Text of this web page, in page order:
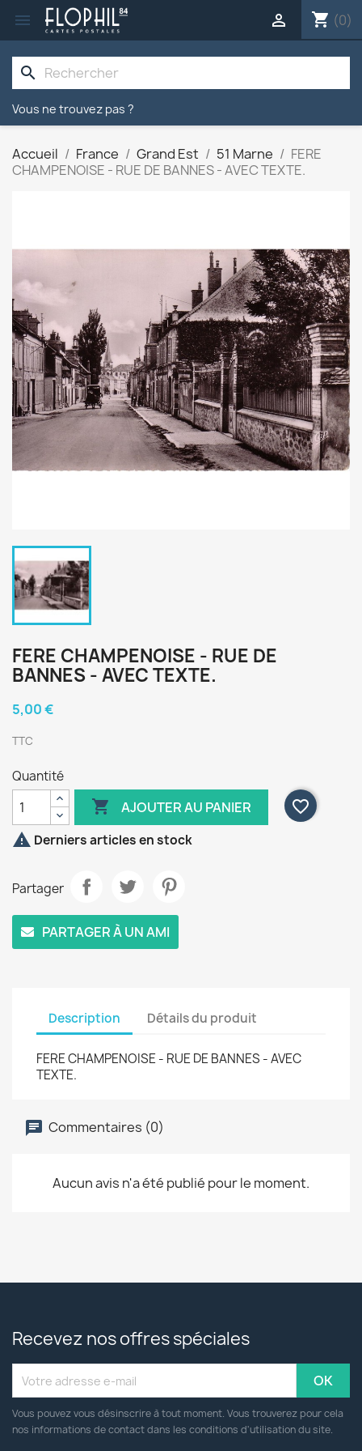
 shopping_cart (0)

search
Vous ne trouvez pas ?
Accueil France Grand Est 51 Marne
FERE
CHAMPENOISE - RUE DE BANNES - AVEC TEXTE.
FERE CHAMPENOISE - RUE DE
BANNES - AVEC TEXTE.
5,00 €
TTC
Quantité
 AJOUTER AU PANIER
favorite_border
 Derniers articles en stock
Partager
PARTAGER À UN AMI
Description Détails du produit
FERE CHAMPENOISE - RUE DE BANNES - AVEC
TEXTE.
Commentaires (0)
Aucun avis n'a été publié pour le moment.
Recevez nos offres spéciales
Vous pouvez vous désinscrire à tout moment. Vous trouverez pour cela
nos informations de contact dans les conditions d'utilisation du site.